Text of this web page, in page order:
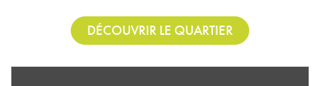
DÉCOUVRIR LE QUARTIER